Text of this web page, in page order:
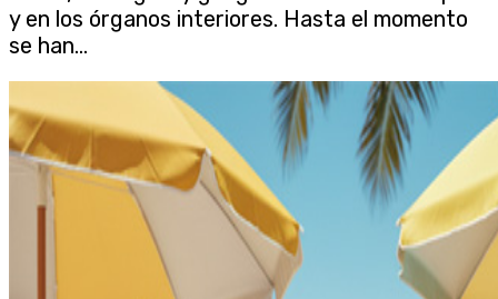
y en los órganos interiores. Hasta el momento
se han...